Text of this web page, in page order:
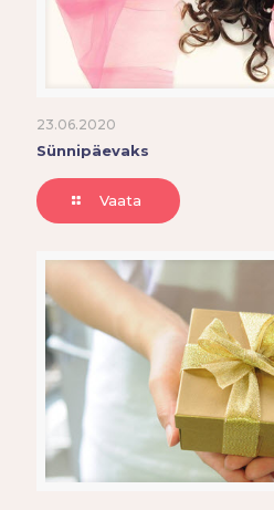
23.06.2020
Sünnipäevaks
Vaata